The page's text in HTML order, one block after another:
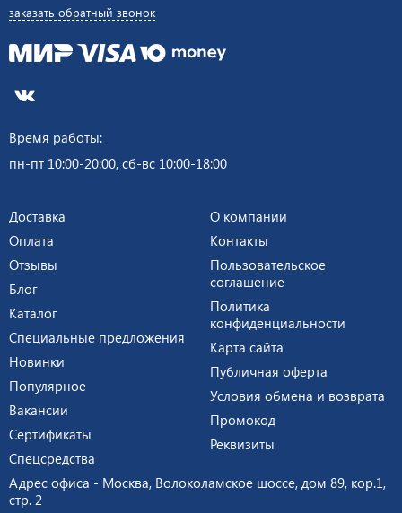
заказать обратный звонок
Время работы:
пн-пт 10:00-20:00, сб-вс 10:00-18:00
Доставка
Оплата
Отзывы
Блог
Каталог
Специальные предложения
Новинки
Популярное
Вакансии
Сертификаты
Спецсредства
О компании
Контакты
Пользовательское
соглашение
Политика
конфиденциальности
Карта сайта
Публичная оферта
Условия обмена и возврата
Промокод
Реквизиты
Адрес офиса - Москва, Волоколамское шоссе, дом 89, кор.1,
стр. 2